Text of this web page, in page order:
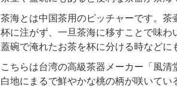
茶海とは中国茶用のピッチャーです。茶
杯に注がず、一旦茶海に移すことで味わ
蓋碗で淹れたお茶を杯に分ける時などに
こちらは台湾の高級茶器メーカー「風清
白地にまるで鮮やかな桃の柄が咲いて